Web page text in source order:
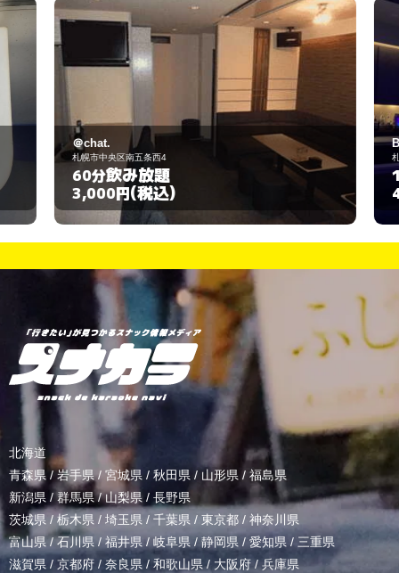
＠chat.
札幌市中央区南五条西4
60分飲み放題
3,000円(税込)
北海道
青森県 / 岩手県/ 宮城県 / 秋田県 / 山形県/ 福島県
新潟県 /群馬県/山梨県 / 長野県
茨城県 / 栃木県 / 埼玉県 / 千葉県 / 東京都 / 神奈川県
富山県 /石川県/福井県/岐阜県 / 静岡県 / 愛知県 / 三重県
滋賀県 / 京都府 / 奈良県 / 和歌山県/ 大阪府 /兵庫県